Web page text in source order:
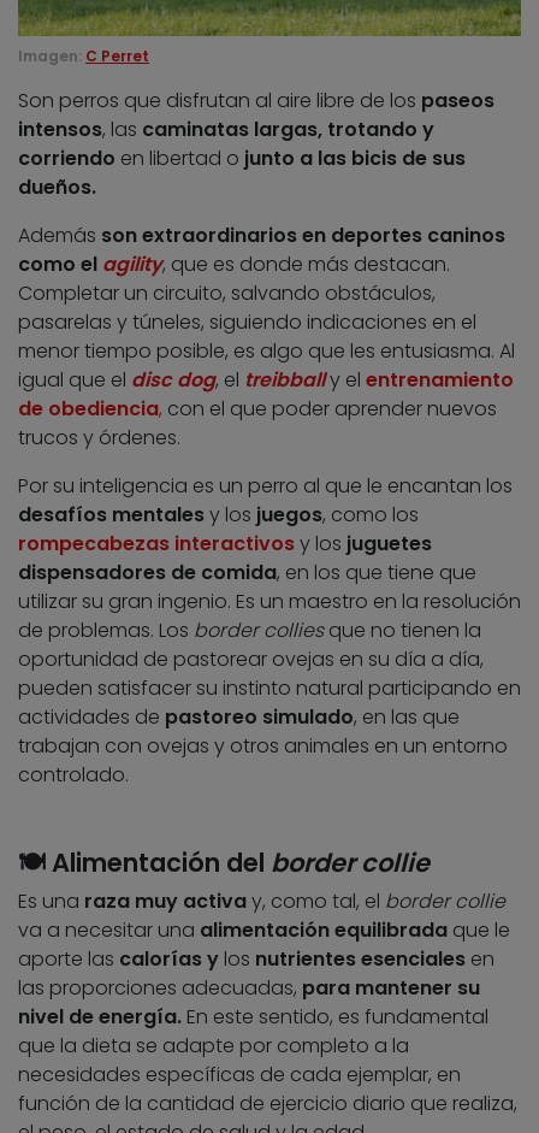
Imagen: C Perret
Son perros que disfrutan al aire libre de los paseos
intensos, las caminatas largas, trotando y
corriendo en libertad o junto a las bicis de sus
dueños.
Además son extraordinarios en deportes caninos
como el agility, que es donde más destacan.
Completar un circuito, salvando obstáculos,
pasarelas y túneles, siguiendo indicaciones en el
menor tiempo posible, es algo que les entusiasma. Al
igual que el disc dog, el treibbally el entrenamiento
de obediencia, con el que poder aprender nuevos
trucos y órdenes.
Por su inteligencia es un perro al que le encantan los
desafíos mentalesy los juegos, como los
rompecabezas interactivosy los juguetes
dispensadores de comida, en los que tiene que
utilizar su gran ingenio. Es un maestro en la resolución
de problemas. Los border colliesque no tienen la
oportunidad de pastorear ovejas en su día a día,
pueden satisfacer su instinto natural participando en
actividades de pastoreo simulado, en las que
trabajan con ovejas y otros animales en un entorno
controlado.
🍽️Alimentación del border collie
Es una raza muy activay, como tal, el border collie
va a necesitar una alimentación equilibrada que le
aporte las calorías y los nutrientes esenciales en
las proporciones adecuadas, para mantener su
nivel de energía. En este sentido, es fundamental
que la dieta se adapte por completo a la
necesidades específicas de cada ejemplar, en
función de la cantidad de ejercicio diario que realiza,